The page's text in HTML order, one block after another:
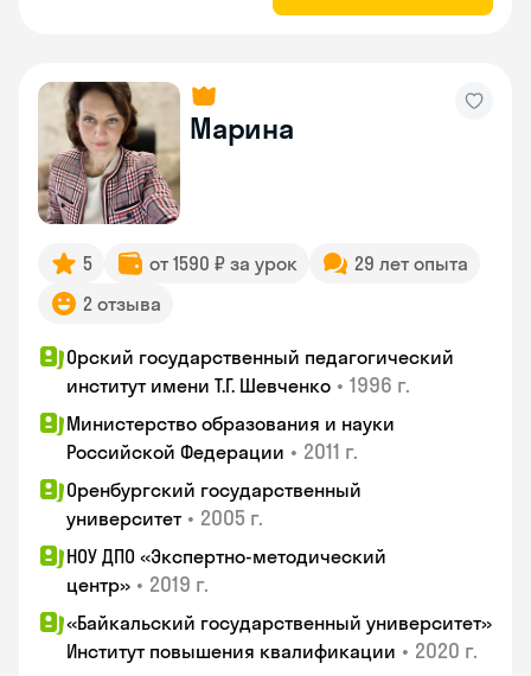
Марина
5 от 1590 ₽ за урок
29 лет опыта
2 отзыва
Орский государственный педагогический
институт имени Т.Г. Шевченко • 1996 г.
Министерство образования и науки
Российской Федерации • 2011 г.
Оренбургский государственный
университет • 2005 г.
НОУ ДПО «Экспертно-методический
центр» • 2019 г.
«Байкальский государственный университет»
Институт повышения квалификации • 2020 г.